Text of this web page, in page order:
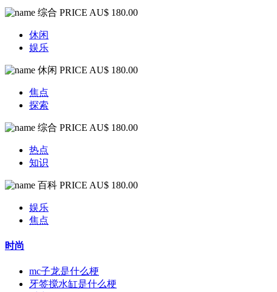
综合 PRICE AU$ 180.00
休闲
娱乐
休闲 PRICE AU$ 180.00
焦点
探索
综合 PRICE AU$ 180.00
热点
知识
百科 PRICE AU$ 180.00
娱乐
焦点
时尚
mc子龙是什么梗
牙签搅水缸是什么梗